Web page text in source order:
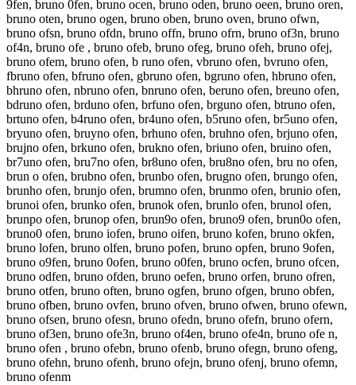
9fen, bruno 0fen, bruno ocen, bruno oden, bruno oeen, bruno oren,
bruno oten, bruno ogen, bruno oben, bruno oven, bruno ofwn,
bruno ofsn, bruno ofdn, bruno offn, bruno ofrn, bruno of3n, bruno
of4n, bruno ofe , bruno ofeb, bruno ofeg, bruno ofeh, bruno ofej,
bruno ofem, bruno ofen, b runo ofen, vbruno ofen, bvruno ofen,
fbruno ofen, bfruno ofen, gbruno ofen, bgruno ofen, hbruno ofen,
bhruno ofen, nbruno ofen, bnruno ofen, beruno ofen, breuno ofen,
bdruno ofen, brduno ofen, brfuno ofen, brguno ofen, btruno ofen,
brtuno ofen, b4runo ofen, br4uno ofen, b5runo ofen, br5uno ofen,
bryuno ofen, bruyno ofen, brhuno ofen, bruhno ofen, brjuno ofen,
brujno ofen, brkuno ofen, brukno ofen, briuno ofen, bruino ofen,
br7uno ofen, bru7no ofen, br8uno ofen, bru8no ofen, bru no ofen,
brun o ofen, brubno ofen, brunbo ofen, brugno ofen, brungo ofen,
brunho ofen, brunjo ofen, brumno ofen, brunmo ofen, brunio ofen,
brunoi ofen, brunko ofen, brunok ofen, brunlo ofen, brunol ofen,
brunpo ofen, brunop ofen, brun9o ofen, bruno9 ofen, brun0o ofen,
bruno0 ofen, bruno iofen, bruno oifen, bruno kofen, bruno okfen,
bruno lofen, bruno olfen, bruno pofen, bruno opfen, bruno 9ofen,
bruno o9fen, bruno 0ofen, bruno o0fen, bruno ocfen, bruno ofcen,
bruno odfen, bruno ofden, bruno oefen, bruno orfen, bruno ofren,
bruno otfen, bruno often, bruno ogfen, bruno ofgen, bruno obfen,
bruno ofben, bruno ovfen, bruno ofven, bruno ofwen, bruno ofewn,
bruno ofsen, bruno ofesn, bruno ofedn, bruno ofefn, bruno ofern,
bruno of3en, bruno ofe3n, bruno of4en, bruno ofe4n, bruno ofe n,
bruno ofen , bruno ofebn, bruno ofenb, bruno ofegn, bruno ofeng,
bruno ofehn, bruno ofenh, bruno ofejn, bruno ofenj, bruno ofemn,
bruno ofenm